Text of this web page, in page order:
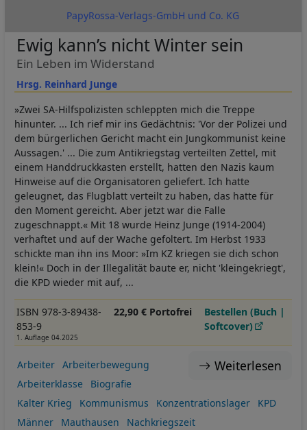
PapyRossa-Verlags-GmbH und Co. KG
Hrsg. Reinhard Junge
Ewig kann’s nicht Winter sein
Ein Leben im Widerstand
»Zwei SA-Hilfspolizisten schleppten mich die Treppe
hinunter. ... Ich rief mir ins Gedächtnis: 'Vor der Polizei und
dem bürgerlichen Gericht macht ein Jungkommunist keine
Aussagen.' ... Die zum Antikriegstag verteilten Zettel, mit
einem Handdruckkasten erstellt, hatten den Nazis kaum
Hinweise auf die Organisatoren geliefert. Ich hatte
geleugnet, das Flugblatt verteilt zu haben, das hatte für
den Moment gereicht. Aber jetzt war die Falle
zugeschnappt.« Mit 18 wurde Heinz Junge (1914-2004)
verhaftet und auf der Wache gefoltert. Im Herbst 1933
schickte man ihn ins Moor: »Im KZ kriegen sie dich schon
klein!« Doch in der Illegalität baute er, nicht 'kleingekriegt',
die KPD wieder mit auf, ...
ISBN 978-3-89438-
853-9
1. Auflage 04.2025
22,90 € Portofrei
Bestellen (Buch |
Softcover)
Weiterlesen
Arbeiter
Arbeiterbewegung
Arbeiterklasse
Biografie
Kalter Krieg
Kommunismus Konzentrationslager
KPD
Männer
Mauthausen
Nachkriegszeit